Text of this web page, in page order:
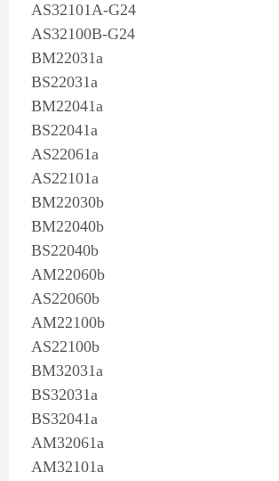
AS32101A-G24
AS32100B-G24
BM22031a
BS22031a
BM22041a
BS22041a
AS22061a
AS22101a
BM22030b
BM22040b
BS22040b
AM22060b
AS22060b
AM22100b
AS22100b
BM32031a
BS32031a
BS32041a
AM32061a
AM32101a